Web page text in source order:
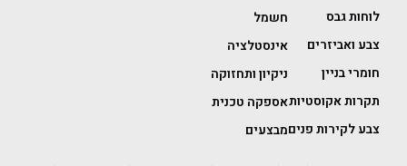
לוחות גבס
צבע ואביזרים
חומרי בניין
תקרות אקוסטיות
צבע לקירות פנים
חשמל
אינסטלציה
ניקיון ותחזוקה
אספקה טכנית
מבצעים